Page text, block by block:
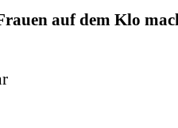
auf dem Klo